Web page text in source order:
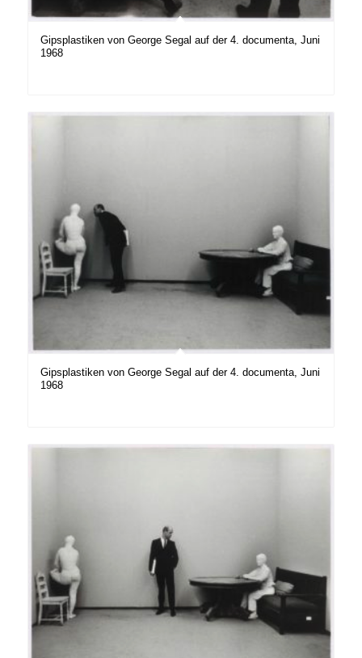
Gipsplastiken von George Segal auf der 4. documenta, Juni
1968
Gipsplastiken von George Segal auf der 4. documenta, Juni
1968